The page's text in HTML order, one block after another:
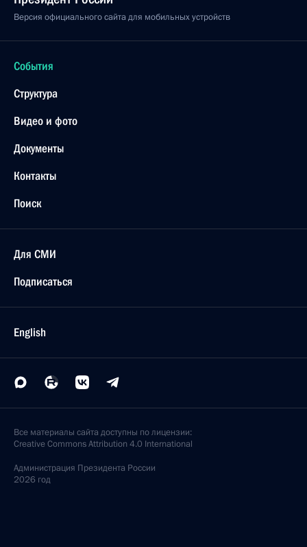
Версия официального сайта для мобильных устройств
События
Структура
Видео и фото
Документы
Контакты
Поиск
Для СМИ
Подписаться
English
Все материалы сайта доступны по лицензии:
Creative Commons Attribution 4.0 International
Администрация Президента России
2026 год